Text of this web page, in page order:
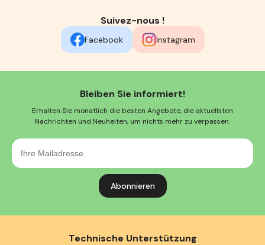
Suivez-nous !
Facebook Instagram
Bleiben Sie informiert!
Erhalten Sie monatlich die besten Angebote, die aktuellsten
Nachrichten und Neuheiten, um nichts mehr zu verpassen.
Ihre
Mailadresse
Technische Unterstützung